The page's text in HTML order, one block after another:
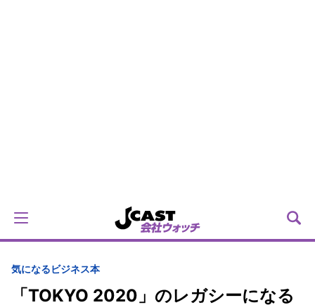
気になるビジネス本
「TOKYO 2020」のレガシーになる